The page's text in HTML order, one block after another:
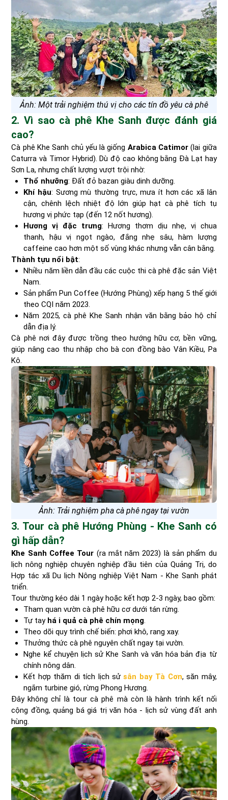
Ảnh: Một trải nghiệm thú vị cho các tín đồ yêu cà phê
2. Vì sao cà phê Khe Sanh được đánh giá
cao?
Cà phê Khe Sanh chủ yếu là giống Arabica Catimor (lai giữa
Caturra và Timor Hybrid). Dù độ cao không bằng Đà Lạt hay
Sơn La, nhưng chất lượng vượt trội nhờ:
Thổ nhưỡng: Đất đỏ bazan giàu dinh dưỡng.
Khí hậu: Sương mù thường trực, mưa ít hơn các xã lân
cận, chênh lệch nhiệt độ lớn giúp hạt cà phê tích tụ
hương vị phức tạp (đến 12 nốt hương).
Hương vị đặc trưng: Hương thơm dịu nhẹ, vị chua
thanh, hậu vị ngọt ngào, đắng nhẹ sâu, hàm lượng
caffeine cao hơn một số vùng khác nhưng vẫn cân bằng.
Thành tựu nổi bật:
Nhiều năm liền dẫn đầu các cuộc thi cà phê đặc sản Việt
Nam.
Sản phẩm Pun Coffee (Hướng Phùng) xếp hạng 5 thế giới
theo CQI năm 2023.
Năm 2025, cà phê Khe Sanh nhận văn bằng bảo hộ chỉ
dẫn địa lý.
Cà phê nơi đây được trồng theo hướng hữu cơ, bền vững,
giúp nâng cao thu nhập cho bà con đồng bào Vân Kiều, Pa
Kô.
Ảnh: Trải nghiệm pha cà phê ngay tại vườn
3. Tour cà phê Hướng Phùng - Khe Sanh có
gì hấp dẫn?
Khe Sanh Coffee Tour (ra mắt năm 2023) là sản phẩm du
lịch nông nghiệp chuyên nghiệp đầu tiên của Quảng Trị, do
Hợp tác xã Du lịch Nông nghiệp Việt Nam - Khe Sanh phát
triển.
Tour thường kéo dài 1 ngày hoặc kết hợp 2-3 ngày, bao gồm:
Tham quan vườn cà phê hữu cơ dưới tán rừng.
Tự tay há i quả cà phê chín mọng.
Theo dõi quy trình chế biến: phơi khô, rang xay.
Thưởng thức cà phê nguyên chất ngay tại vườn.
Nghe kể chuyện lịch sử Khe Sanh và văn hóa bản địa từ
chính nông dân.
Kết hợp thăm di tích lịch sửsân bay Tà Cơn, săn mây,
ngắm turbine gió, rừng Phong Hương.
Đây không chỉ là tour cà phê mà còn là hành trình kết nối
cộng đồng, quảng bá giá trị văn hóa - lịch sử vùng đất anh
hùng.